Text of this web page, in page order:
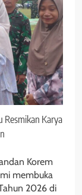
Resmikan Karya
Korem
membuka
2026 di